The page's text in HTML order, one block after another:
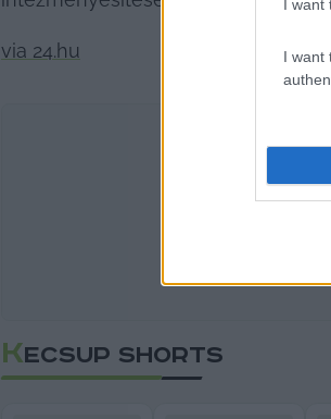
I want
I want
via 24.hu
KECSUP SHORTS